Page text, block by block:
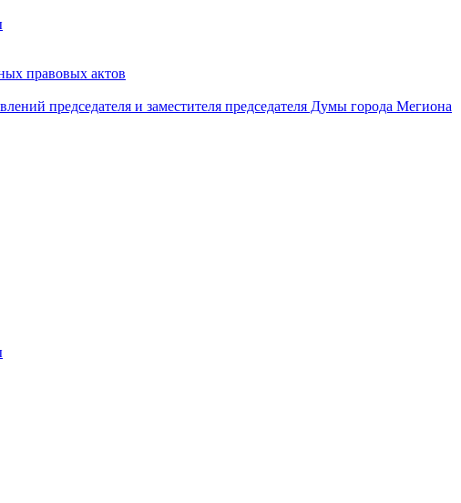
правовых актов
председателя и заместителя председателя Думы города Мегиона